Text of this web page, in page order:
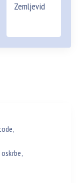
Zemljevid